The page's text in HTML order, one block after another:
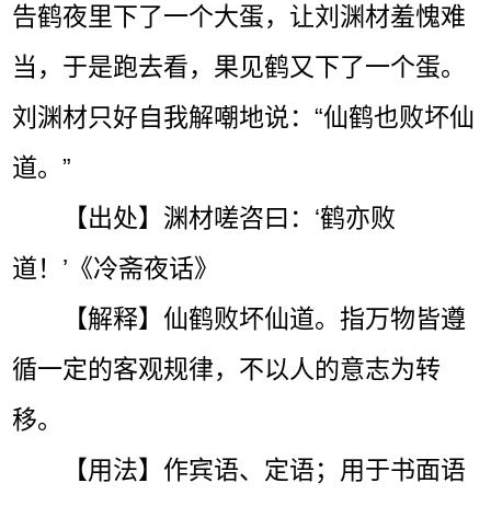
告鹤夜里下了一个大蛋，让刘渊材羞愧难
当，于是跑去看，果见鹤又下了一个蛋。
刘渊材只好自我解嘲地说：“仙鹤也败坏仙
道。”
【出处】渊材嗟咨曰：‘鹤亦败
道！’《冷斋夜话》
【解释】仙鹤败坏仙道。指万物皆遵
循一定的客观规律，不以人的意志为转
移。
【用法】作宾语、定语；用于书面语